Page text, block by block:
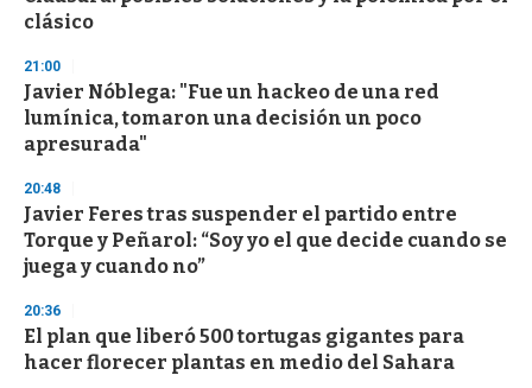
n
s
clásico
21:00
Javier Nóblega: "Fue un hackeo de una red
lumínica, tomaron una decisión un poco
apresurada"
20:48
Javier Feres tras suspender el partido entre
Torque y Peñarol: “Soy yo el que decide cuando se
juega y cuando no”
20:36
El plan que liberó 500 tortugas gigantes para
hacer florecer plantas en medio del Sahara